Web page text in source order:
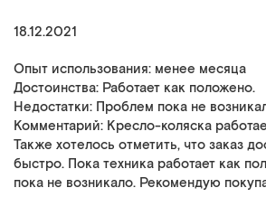
18.12.2021
Опыт использования: менее месяца
Достоинства: Работает как положено.
Недостатки: Проблем пока не
Комментарий: Кресло-коляска
Также хотелось отметить, что заказ
быстро. Пока техника работает как
пока не возникало. Рекомендую